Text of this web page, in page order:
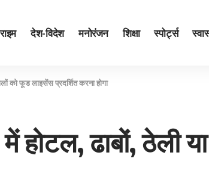
देश-विदेश मनोरंजन शिक्षा स्पोर्ट्स
को फूड लाइसेंस प्रदर्शित करना होगा
में होटल, ढाबों, ठेली